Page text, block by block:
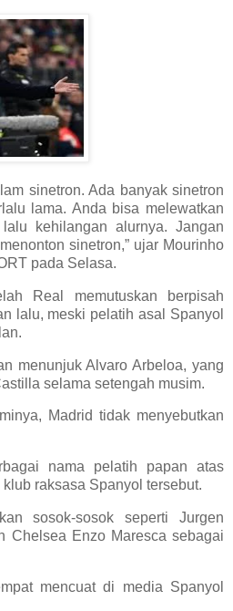
sinetron. Ada banyak sinetron
lama. Anda bisa melewatkan
kehilangan alurnya. Jangan
sinetron,” ujar Mourinho
pada Selasa.
Real memutuskan berpisah
lalu, meski pelatih asal Spanyol
menunjuk Alvaro Arbeloa, yang
selama setengah musim.
Madrid tidak menyebutkan
nama pelatih papan atas
raksasa Spanyol tersebut.
sosok-sosok seperti Jurgen
Chelsea Enzo Maresca sebagai
mencuat di media Spanyol